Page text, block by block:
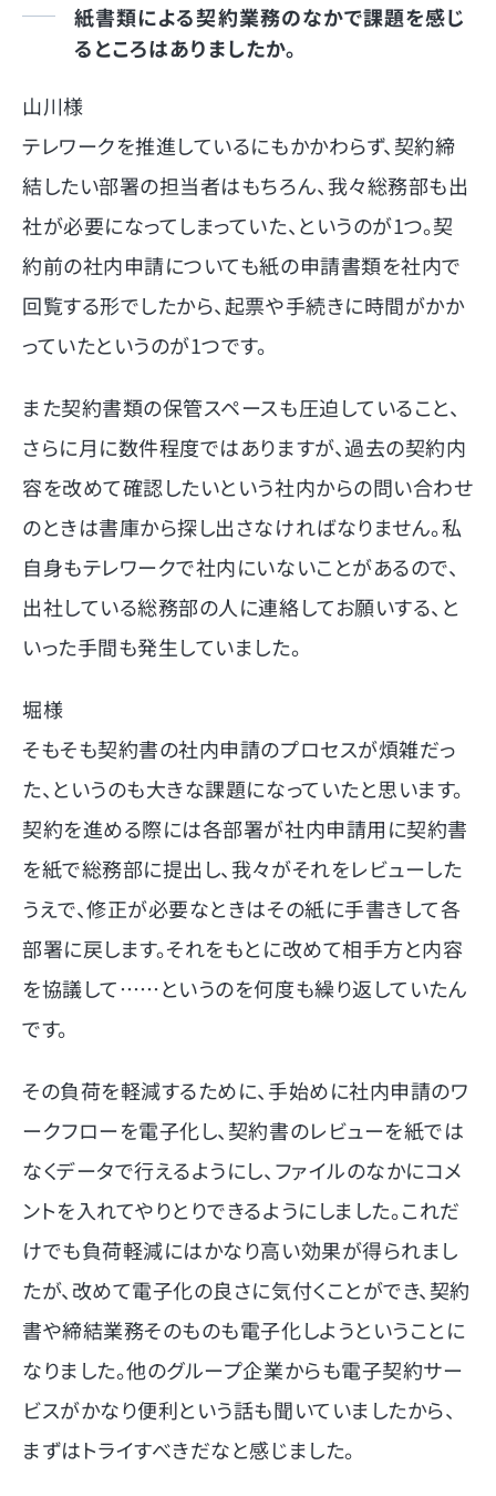
紙書類による契約業務のなかで課題を感じ
るところはありましたか。
山川様
テレワークを推進しているにもかかわらず、契約締
結したい部署の担当者はもちろん、我々総務部も出
社が必要になってしまっていた、というのが1つ。契
約前の社内申請についても紙の申請書類を社内で
回覧する形でしたから、起票や手続きに時間がかか
っていたというのが1つです。
また契約書類の保管スペースも圧迫していること、
さらに月に数件程度ではありますが、過去の契約内
容を改めて確認したいという社内からの問い合わせ
のときは書庫から探し出さなければなりません。私
自身もテレワークで社内にいないことがあるので、
出社している総務部の人に連絡してお願いする、と
いった手間も発生していました。
堀様
そもそも契約書の社内申請のプロセスが煩雑だっ
た、というのも大きな課題になっていたと思います。
契約を進める際には各部署が社内申請用に契約書
を紙で総務部に提出し、我々がそれをレビューした
うえで、修正が必要なときはその紙に手書きして各
部署に戻します。それをもとに改めて相手方と内容
を協議して……というのを何度も繰り返していたん
です。
その負荷を軽減するために、手始めに社内申請のワ
ークフローを電子化し、契約書のレビューを紙では
なくデータで行えるようにし、ファイルのなかにコメ
ントを入れてやりとりできるようにしました。これだ
けでも負荷軽減にはかなり高い効果が得られまし
たが、改めて電子化の良さに気付くことができ、契約
書や締結業務そのものも電子化しようということに
なりました。他のグループ企業からも電子契約サー
ビスがかなり便利という話も聞いていましたから、
まずはトライすべきだなと感じました。